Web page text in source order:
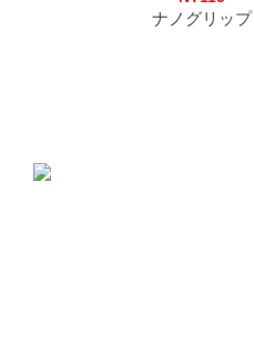
ナノグリップ